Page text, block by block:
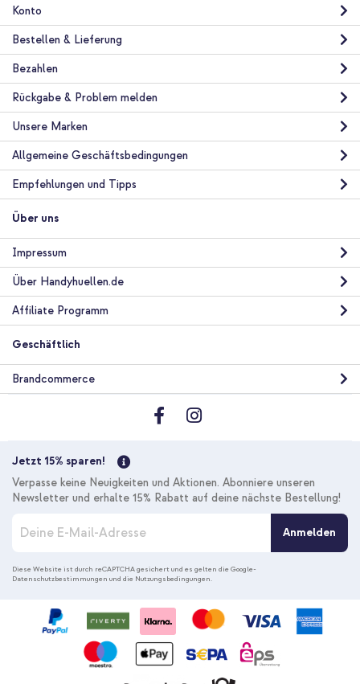
Konto
Bestellen & Lieferung
Bezahlen
Rückgabe & Problem melden
Unsere Marken
Allgemeine Geschäftsbedingungen
Empfehlungen und Tipps
Über uns
Impressum
Über Handyhuellen.de
Affiliate Programm
Geschäftlich
Brandcommerce
Jetzt 15% sparen!
Verpasse keine Neuigkeiten und Aktionen. Abonniere unseren
Newsletter und erhalte 15% Rabatt auf deine nächste Bestellung!
d
e
Anmelden
Diese Website ist durch reCAPTCHA gesichert und es gelten dieGoogle-
Datenschutzbestimmungen und die Nutzungsbedingungen.